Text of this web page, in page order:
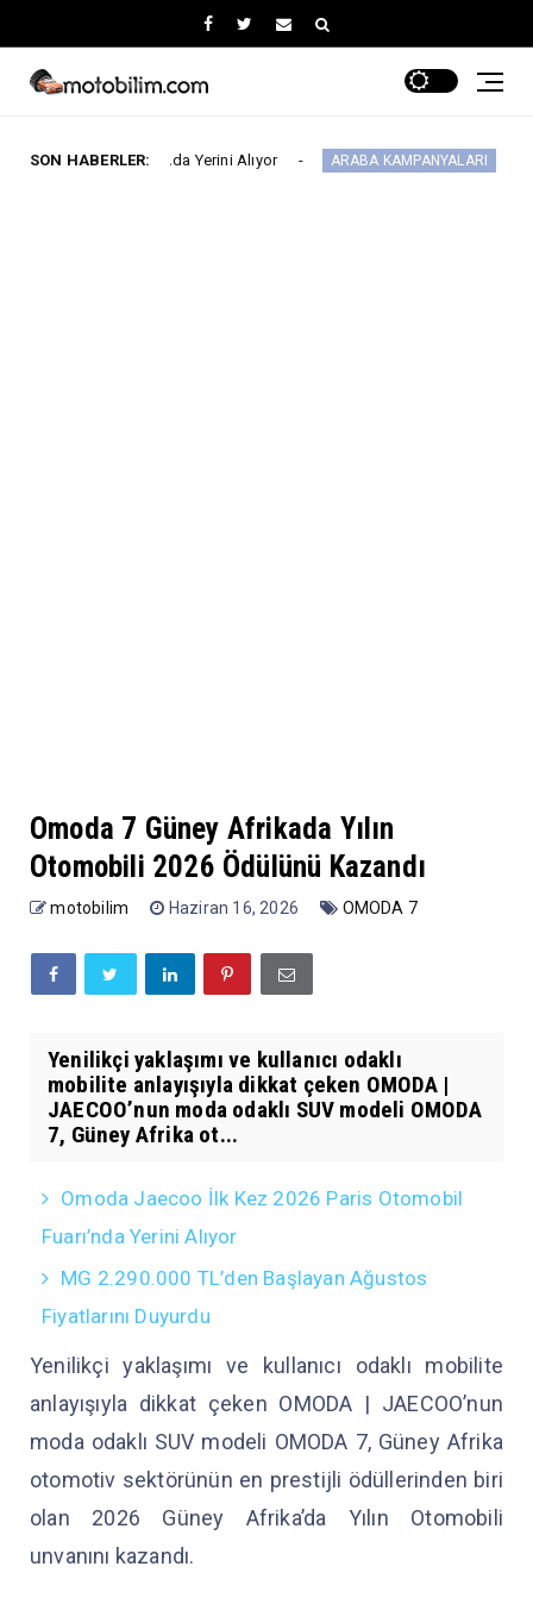
SON HABERLER:
Yerini Alıyor ARABA KAMPANYALARI MG 2.290.000
Omoda 7 Güney Afrikada Yılın
Otomobili 2026 Ödülünü Kazandı
motobilim Haziran 16, 2026 OMODA 7
Yenilikçi yaklaşımı ve kullanıcı odaklı
mobilite anlayışıyla dikkat çeken OMODA |
JAECOO’nun moda odaklı SUV modeli OMODA
7, Güney Afrika ot...
Omoda Jaecoo İlk Kez 2026 Paris Otomobil
Fuarı’nda Yerini Alıyor
MG 2.290.000 TL’den Başlayan Ağustos
Fiyatlarını Duyurdu
Yenilikçi yaklaşımı ve kullanıcı odaklı mobilite
anlayışıyla dikkat çeken OMODA | JAECOO’nun
moda odaklı SUV modeli OMODA 7, Güney Afrika
otomotiv sektörünün en prestijli ödüllerinden biri
olan 2026 Güney Afrika’da Yılın Otomobili
unvanını kazandı.